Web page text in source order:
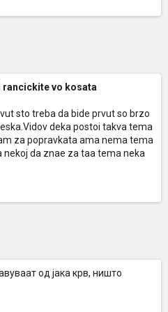
rancickite vo kosata
sto treba da bide prvut so brzo
deka postoi takva tema
za popravkata ama nema tema
da znae za taa tema neka
од јака крв, ништо